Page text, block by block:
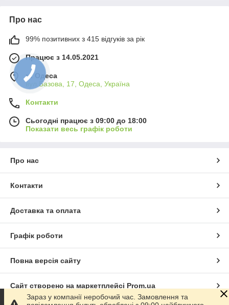
Про нас
99% позитивних з 415 відгуків за рік
Працює з 14.05.2021
м. Одеса
вул.Базова, 17, Одеса, Україна
Контакти
Сьогодні працює з 09:00 до 18:00
Показати весь графік роботи
Про нас
Контакти
Доставка та оплата
Графік роботи
Повна версія сайту
Сайт створено на маркетплейсі Prom.ua
Зараз у компанії неробочий час. Замовлення та